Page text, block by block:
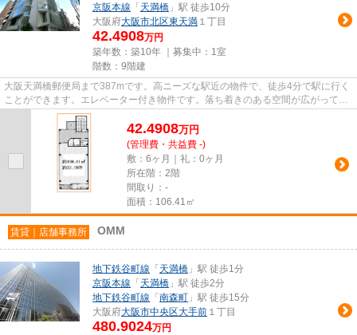
京阪本線 「 天満橋 」駅 徒歩10分
大阪府大阪市北区東天満 １丁目
42.4908万円
築年数：築10年 ｜募集中： 1室
階数：9階建
大阪天満橋郵便局まで387mです。高ニーズな駅近の物件で、徒歩4分で駅に行く
ことができます。エレベーター付き物件です。落ち着きのある空間が広がってい
る、2015年築の物件です。
42.4908万円
(管理費・共益費 -)
敷：6ヶ月｜礼：0ヶ月
所在階：2階
間取り：-
面積：106.41㎡
賃貸｜店舗事務所 OMM
地下鉄谷町線 「 天満橋 」駅 徒歩1分
京阪本線 「 天満橋 」駅 徒歩2分
地下鉄谷町線 「 南森町 」駅 徒歩15分
大阪府大阪市中央区大手前 １丁目
480.9024万円